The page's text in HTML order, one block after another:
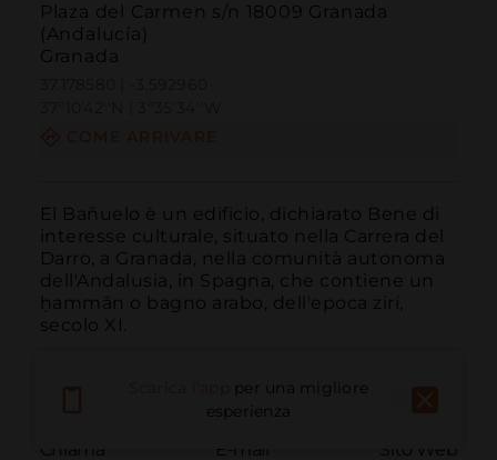
Plaza del Carmen s/n 18009 Granada
(Andalucía)
Granada
El Bañuelo è un edificio, dichiarato Bene di
interesse culturale, situato nella Carrera del
Darro, a Granada, nella comunità autonoma
dell'Andalusia, in Spagna, che contiene un
ḥammān o bagno arabo, dell'epoca zirí,
secolo XI.
Chiama E-mail Sito Web
per una migliore
esperienza